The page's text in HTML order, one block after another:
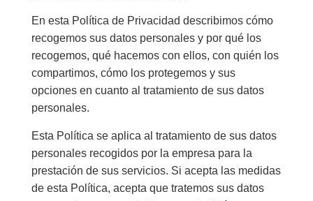
En esta Política de Privacidad describimos cómo
recogemos sus datos personales y por qué los
recogemos, qué hacemos con ellos, con quién los
compartimos, cómo los protegemos y sus
opciones en cuanto al tratamiento de sus datos
personales.
Esta Política se aplica al tratamiento de sus datos
personales recogidos por la empresa para la
prestación de sus servicios. Si acepta las medidas
de esta Política, acepta que tratemos sus datos